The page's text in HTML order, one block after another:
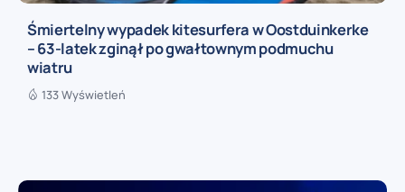
Śmiertelny wypadek kitesurfera w Oostduinkerke
– 63-latek zginął po gwałtownym podmuchu
wiatru
133 Wyświetleń